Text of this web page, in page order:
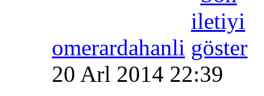
omerardahanli
20 Arl 2014 22:39